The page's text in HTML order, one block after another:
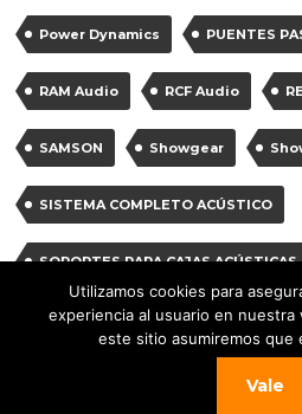
Power Dynamics PUENTES
RAM Audio RCF Audio
SAMSON Showgear
SISTEMA COMPLETO ACÚSTICO
SOPORTES PARA CAJAS ACÚSTICAS
SOPORTES PARA MICRÓFONOS
Utilizamos cookies para
experiencia al usuario en nuestra
este sitio asumiremos que
Vale